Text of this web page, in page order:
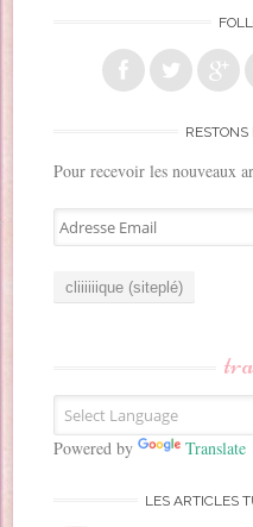
RESTONS
Pour recevoir les nouveaux
A
d
E
m
a
Powered by Translate
LES ARTICLES